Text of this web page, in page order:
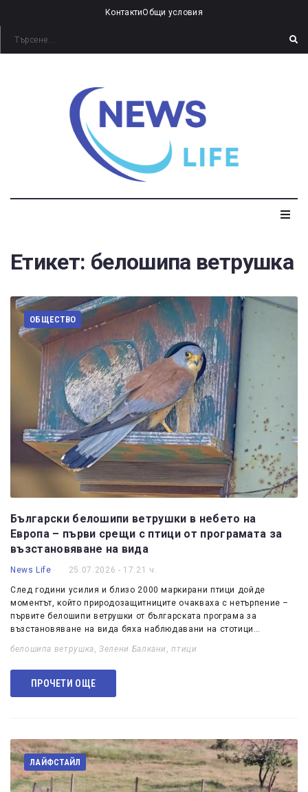
КонтактиОбщи условия
Етикет: белошипа ветрушка
ОБЩЕСТВО
Български белошипи ветрушки в небето на
Европа – първи срещи с птици от програмата за
възстановяване на вида
News Life 25.07.2026 - 17:21 ч.
След години усилия и близо 2000 маркирани птици дойде
моментът, който природозащитниците очакваха с нетърпение –
първите белошипи ветрушки от българската програма за
възстановяване на вида бяха наблюдавани на стотици…
белошипа ветрушка,Зелени Балкани ,птици
ПРОЧЕТИ ОЩЕ
ЛАЙФСТАЙЛ